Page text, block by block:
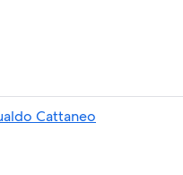
Cattaneo